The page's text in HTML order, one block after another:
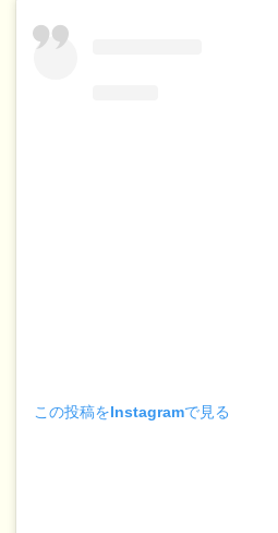
この投稿をInstagramで見る